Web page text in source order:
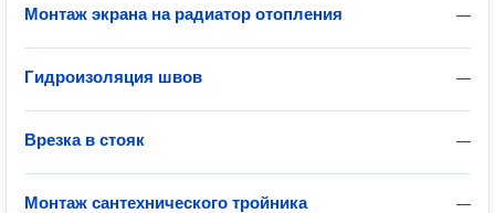
—
Монтаж экрана на радиатор отопления
—
Гидроизоляция швов
—
Врезка в стояк
—
Монтаж сантехнического тройника